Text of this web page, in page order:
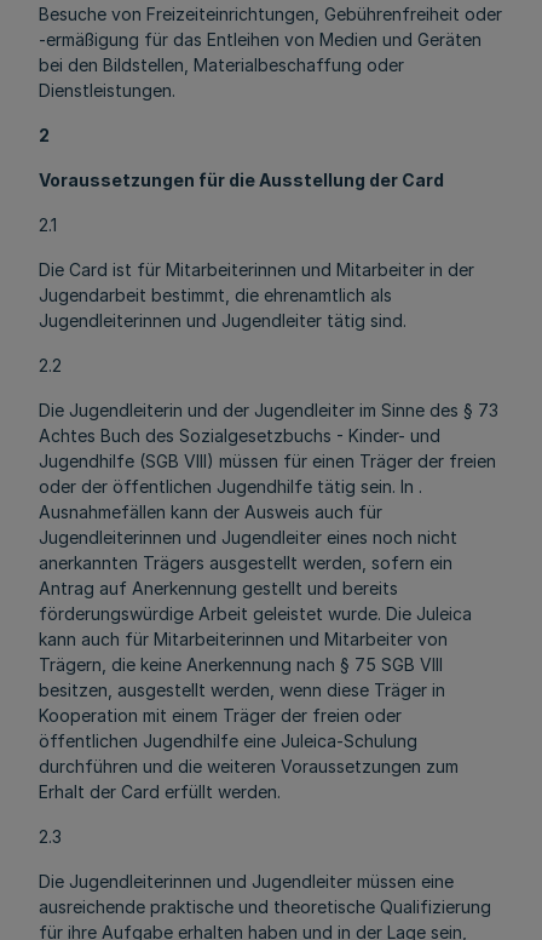
Besuche von Freizeiteinrichtungen, Gebührenfreiheit oder
-ermäßigung für das Entleihen von Medien und Geräten
bei den Bildstellen, Materialbeschaffung oder
Dienstleistungen.
2
Voraussetzungen für die Ausstellung der Card
2.1
Die Card ist für Mitarbeiterinnen und Mitarbeiter in der
Jugendarbeit bestimmt, die ehrenamtlich als
Jugendleiterinnen und Jugendleiter tätig sind.
2.2
Die Jugendleiterin und der Jugendleiter im Sinne des § 73
Achtes Buch des Sozialgesetzbuchs - Kinder- und
Jugendhilfe (SGB VIII) müssen für einen Träger der freien
oder der öffentlichen Jugendhilfe tätig sein. In .
Ausnahmefällen kann der Ausweis auch für
Jugendleiterinnen und Jugendleiter eines noch nicht
anerkannten Trägers ausgestellt werden, sofern ein
Antrag auf Anerkennung gestellt und bereits
förderungswürdige Arbeit geleistet wurde. Die Juleica
kann auch für Mitarbeiterinnen und Mitarbeiter von
Trägern, die keine Anerkennung nach § 75 SGB VIII
besitzen, ausgestellt werden, wenn diese Träger in
Kooperation mit einem Träger der freien oder
öffentlichen Jugendhilfe eine Juleica-Schulung
durchführen und die weiteren Voraussetzungen zum
Erhalt der Card erfüllt werden.
2.3
Die Jugendleiterinnen und Jugendleiter müssen eine
ausreichende praktische und theoretische Qualifizierung
für ihre Aufgabe erhalten haben und in der Lage sein,